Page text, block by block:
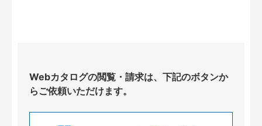
Webカタログの閲覧・請求は、下記のボタンか
らご依頼いただけます。